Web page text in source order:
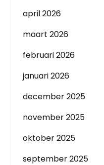
april 2026
maart 2026
februari 2026
januari 2026
december 2025
november 2025
oktober 2025
september 2025